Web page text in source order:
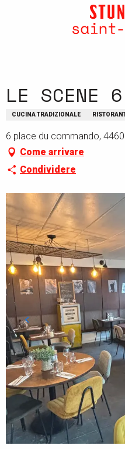
LE SCENE 6
CUCINA TRADIZIONALE
6 place du commando,
Come arrivare
Condividere